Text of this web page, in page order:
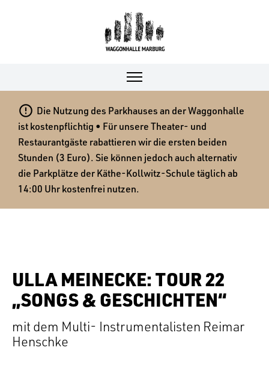
 Die Nutzung des Parkhauses an der Waggonhalle
ist kostenpflichtig • Für unsere Theater- und
Restaurantgäste rabattieren wir die ersten beiden
Stunden (3 Euro). Sie können jedoch auch alternativ
die Parkplätze der Käthe-Kollwitz-Schule täglich ab
14:00 Uhr kostenfrei nutzen.
ULLA MEINECKE: TOUR 22
„SONGS & GESCHICHTEN“
mit dem Multi- Instrumentalisten Reimar
Henschke